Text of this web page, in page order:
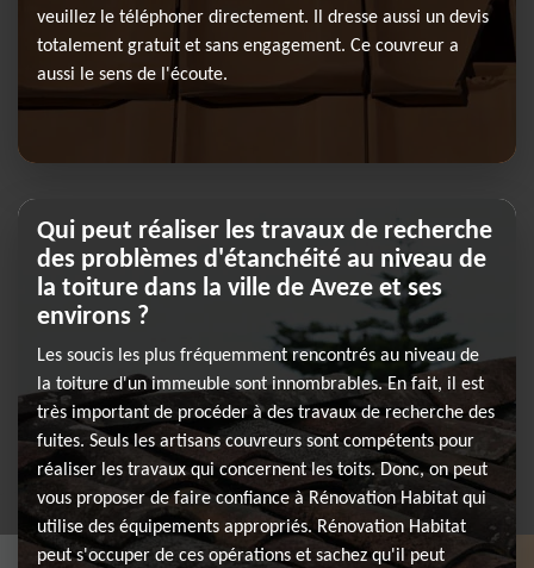
veuillez le téléphoner directement. Il dresse aussi un devis
totalement gratuit et sans engagement. Ce couvreur a
aussi le sens de l'écoute.
Qui peut réaliser les travaux de recherche
des problèmes d'étanchéité au niveau de
la toiture dans la ville de Aveze et ses
environs ?
Les soucis les plus fréquemment rencontrés au niveau de
la toiture d'un immeuble sont innombrables. En fait, il est
très important de procéder à des travaux de recherche des
fuites. Seuls les artisans couvreurs sont compétents pour
réaliser les travaux qui concernent les toits. Donc, on peut
vous proposer de faire confiance à Rénovation Habitat qui
utilise des équipements appropriés. Rénovation Habitat
peut s'occuper de ces opérations et sachez qu'il peut